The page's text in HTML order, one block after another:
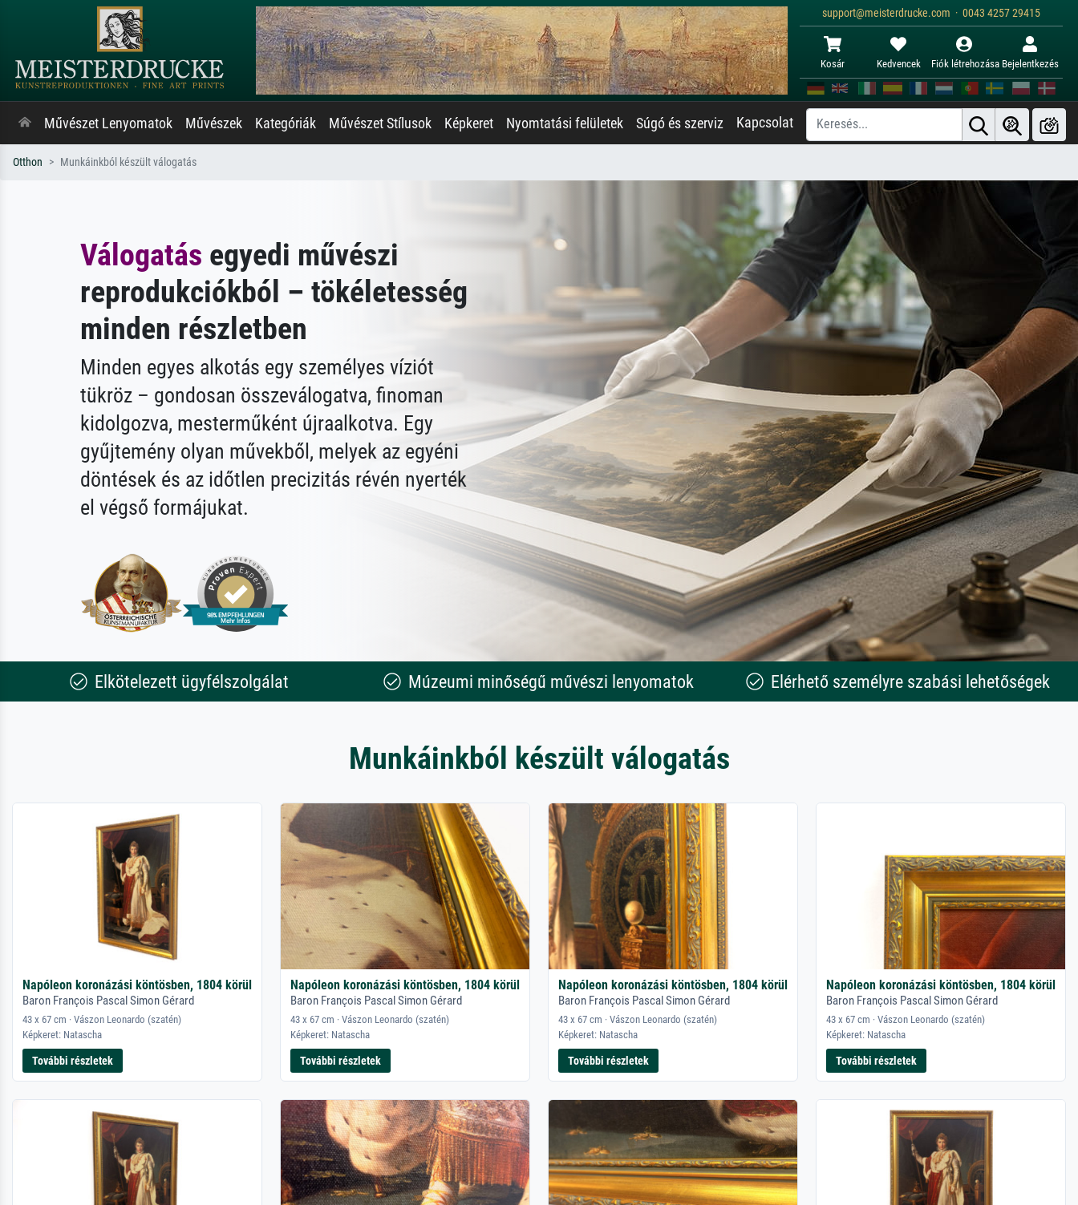
support@meisterdrucke.com · 0043 4257 29415
Kosár Kedvencek Fiók létrehozása Bejelentkezés
Művészet Lenyomatok Művészek Kategóriák Művészet Stílusok Képkeret Nyomtatási felületek Súgó és szerviz Kapcsolat
Otthon Munkáinkból készült válogatás
Válogatás egyedi művészi
reprodukciókból – tökéletesség
minden részletben
Minden egyes alkotás egy személyes víziót
tükröz – gondosan összeválogatva, finoman
kidolgozva, mesterműként újraalkotva. Egy
gyűjtemény olyan művekből, melyek az egyéni
döntések és az időtlen precizitás révén nyerték
el végső formájukat.
Elkötelezett ügyfélszolgálat Múzeumi minőségű művészi lenyomatok Elérhető személyre szabási lehetőségek
Munkáinkból készült válogatás
Napóleon koronázási köntösben, 1804 körül
Baron François Pascal Simon Gérard
43 x 67 cm · Vászon Leonardo (szatén)
Képkeret: Natascha
További részletek
Napóleon koronázási köntösben, 1804 körül
Baron François Pascal Simon Gérard
43 x 67 cm · Vászon Leonardo (szatén)
Képkeret: Natascha
További részletek
Napóleon koronázási köntösben, 1804 körül
Baron François Pascal Simon Gérard
43 x 67 cm · Vászon Leonardo (szatén)
Képkeret: Natascha
További részletek
Napóleon koronázási köntösben, 1804 körül
Baron François Pascal Simon Gérard
43 x 67 cm · Vászon Leonardo (szatén)
Képkeret: Natascha
További részletek